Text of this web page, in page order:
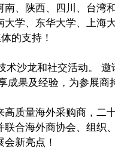
、陕西、四川、台湾
学、东华大学、上海
的支持！
术沙龙和社交活动。
成果及经验，为参展商
质量海外采购商，二
合海外商协会、组织
新亮点！